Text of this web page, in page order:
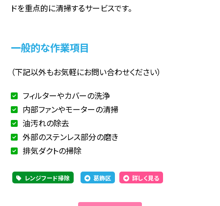
ドを重点的に清掃するサービスです。
一般的な作業項目
（下記以外もお気軽にお問い合わせください）
フィルターやカバーの洗浄
内部ファンやモーターの清掃
油汚れの除去
外部のステンレス部分の磨き
排気ダクトの掃除
レンジフード掃除 葛飾区 詳しく見る